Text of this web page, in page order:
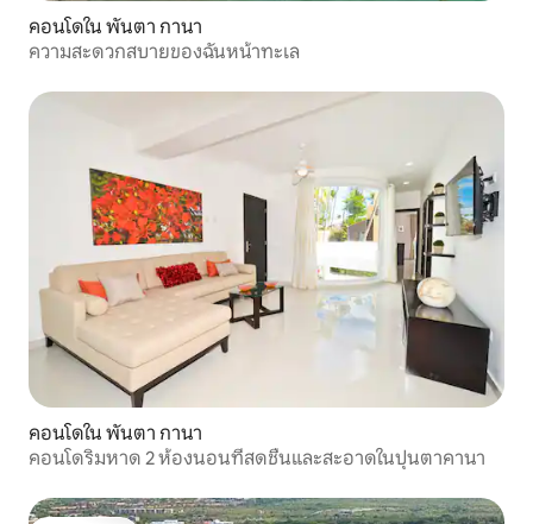
คอนโดใน พันตา กานา
ความสะดวกสบายของฉันหน้าทะเล
คอนโดใน พันตา กานา
คอนโดริมหาด 2 ห้องนอนที่สดชื่นและสะอาดในปุนตาคานา